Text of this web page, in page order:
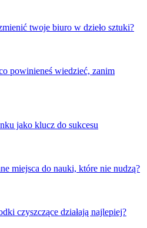
twoje biuro w dzieło sztuki?
powinieneś wiedzieć, zanim
jako klucz do sukcesu
miejsca do nauki, które nie nudzą?
czyszczące działają najlepiej?